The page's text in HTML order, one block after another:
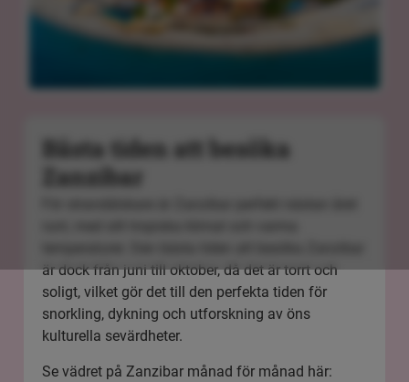
Bästa tiden att besöka
Zanzibar
är dock från juni till oktober, då det är torrt och
soligt, vilket gör det till den perfekta tiden för
snorkling, dykning och utforskning av öns
kulturella sevärdheter.
Se vädret på Zanzibar månad för månad här: